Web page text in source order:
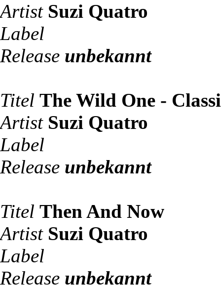
Artist Suzi Quatro
Label
Release unbekannt
Titel The Wild One -
Artist Suzi Quatro
Label
Release unbekannt
Titel Then And Now
Artist Suzi Quatro
Label
Release unbekannt